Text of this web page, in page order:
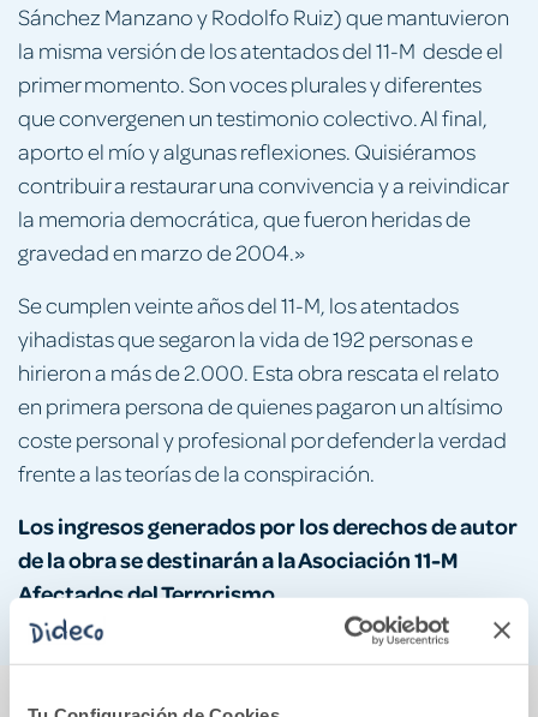
Sánchez Manzano y Rodolfo Ruiz) que mantuvieron
la misma versión de los atentados del 11-M desde el
primer momento. Son voces plurales y diferentes
que convergenen un testimonio colectivo. Al final,
aporto el mío y algunas reflexiones. Quisiéramos
contribuir a restaurar una convivencia y a reivindicar
la memoria democrática, que fueron heridas de
gravedad en marzo de 2004.»
Se cumplen veinte años del 11-M, los atentados
yihadistas que segaron la vida de 192 personas e
hirieron a más de 2.000. Esta obra rescata el relato
en primera persona de quienes pagaron un altísimo
coste personal y profesional por defender la verdad
frente a las teorías de la conspiración.
Los ingresos generados por los derechos de autor
de la obra se destinarán a la Asociación 11-M
Afectados del Terrorismo.
También podría gustarte...